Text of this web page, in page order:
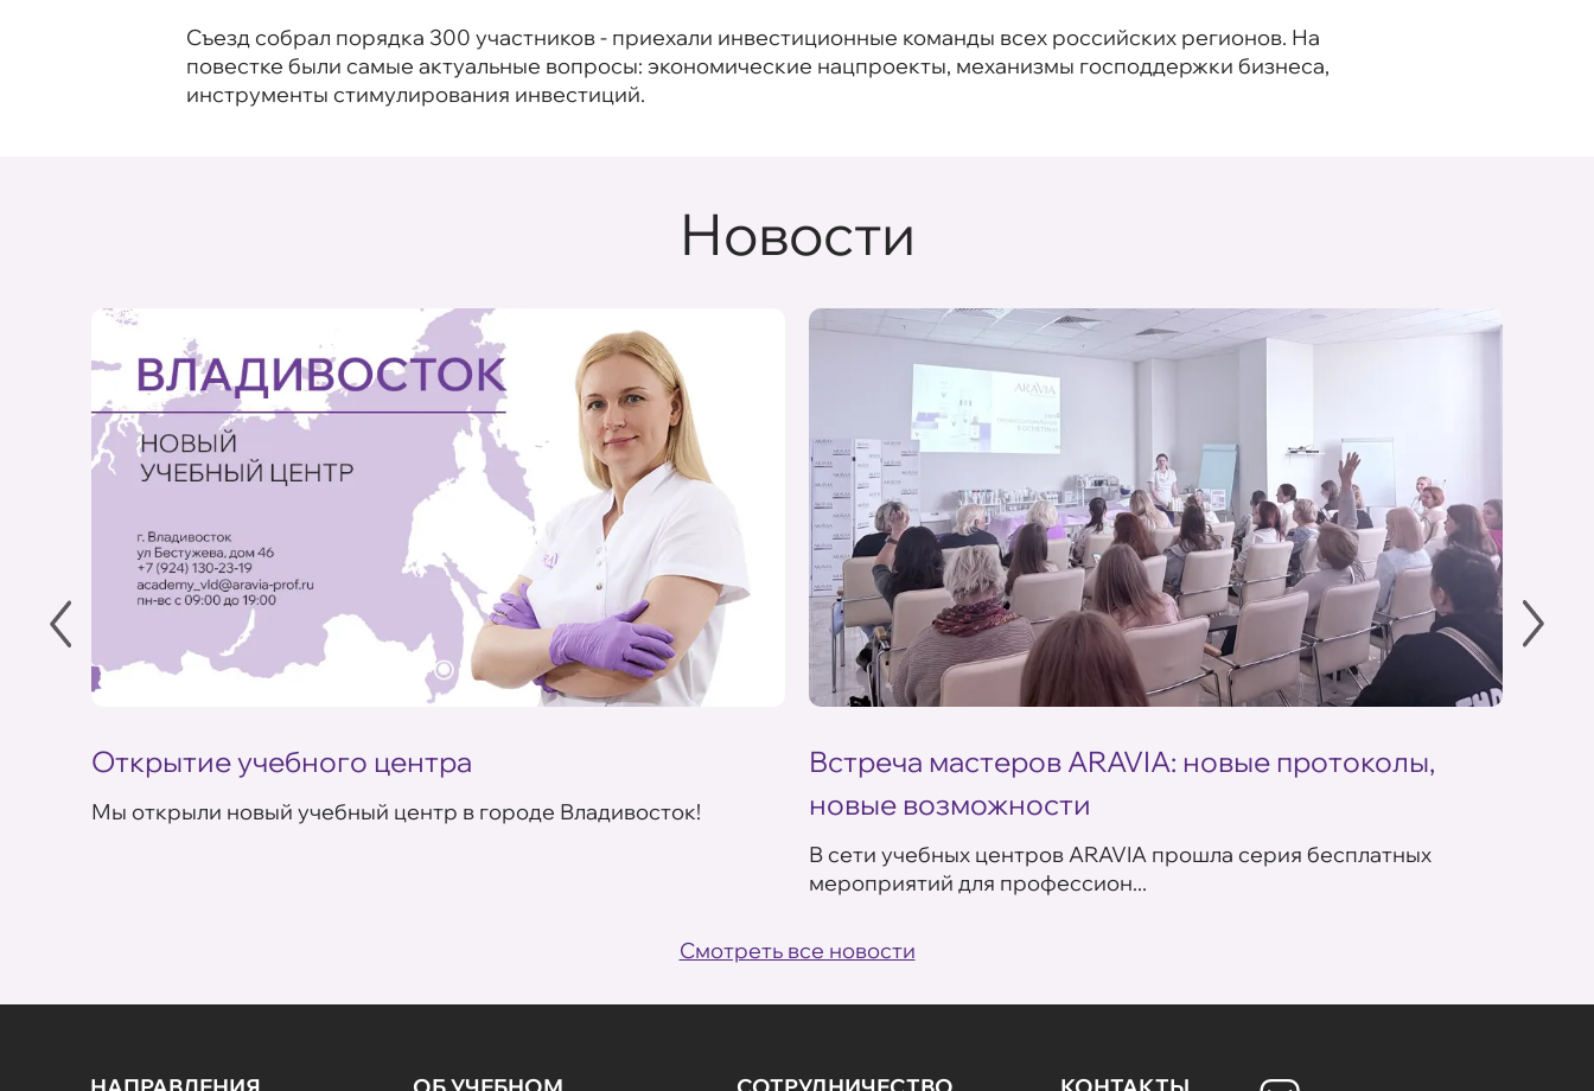
Съезд собрал порядка 300 участников - приехали инвестиционные команды всех российских регионов. На
повестке были самые актуальные вопросы: экономические нацпроекты, механизмы господдержки бизнеса,
инструменты стимулирования инвестиций.
Новости
Открытие учебного центра
Мы открыли новый учебный центр в городе Владивосток!
Встреча мастеров ARAVIA: новые протоколы,
новые возможности
В сети учебных центров ARAVIA прошла серия бесплатных
мероприятий для профессион...
Смотреть все новости